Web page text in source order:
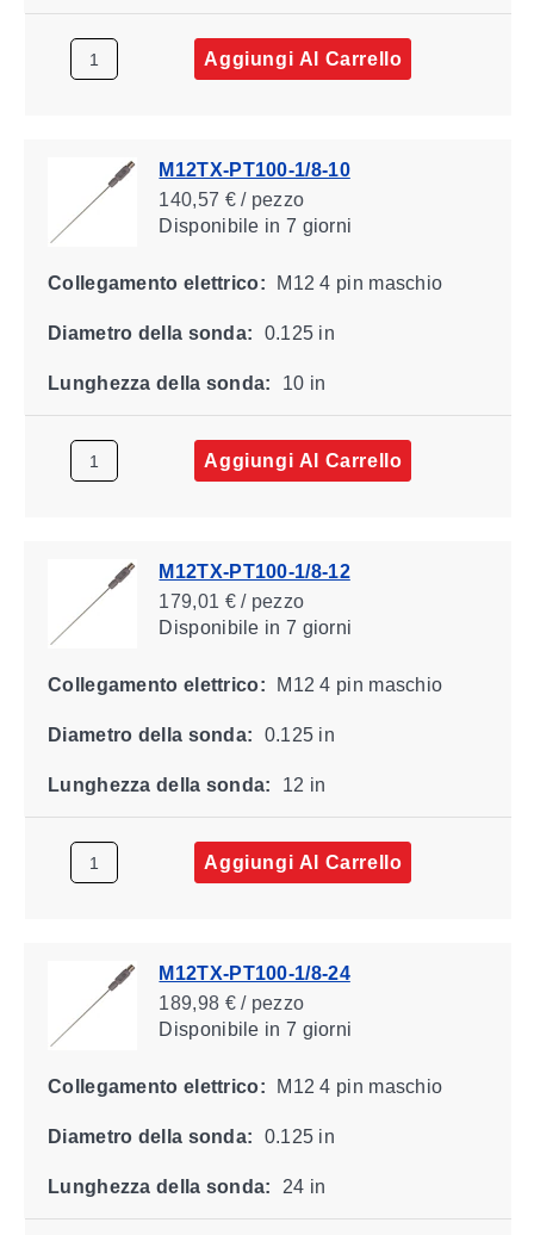
Aggiungi Al Carrello
M12TX-PT100-1/8-10
140,57 € / pezzo
Disponibile in 7 giorni
Collegamento elettrico: M12 4 pin maschio
Diametro della sonda: 0.125 in
Lunghezza della sonda: 10 in
Aggiungi Al Carrello
M12TX-PT100-1/8-12
179,01 € / pezzo
Disponibile in 7 giorni
Collegamento elettrico: M12 4 pin maschio
Diametro della sonda: 0.125 in
Lunghezza della sonda: 12 in
Aggiungi Al Carrello
M12TX-PT100-1/8-24
189,98 € / pezzo
Disponibile in 7 giorni
Collegamento elettrico: M12 4 pin maschio
Diametro della sonda: 0.125 in
Lunghezza della sonda: 24 in